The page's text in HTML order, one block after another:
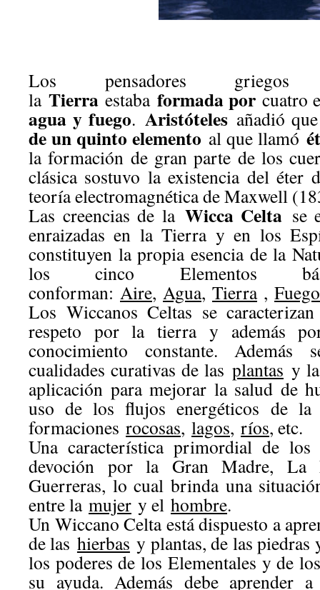
Los pensadores griegos
la Tierraestaba formada porcuatro
agua y fuego. Aristótelesañadió
de un quinto elemento al que llamó
la formación de gran parte de los
clásica sostuvo la existencia del éter
teoría electromagnética de Maxwell
Las creencias de la Wicca Celta se
enraizadas en la Tierra y en los
constituyen la propia esencia de la
los cinco Elementos
conforman: Aire, Agua, Tierra, Fuego
Los Wiccanos Celtas se
respeto por la tierra y además
conocimiento constante.
cualidades curativas de las plantas y
aplicación para mejorar la salud de
uso de los flujos energéticos de
formaciones rocosas, lagos, ríos, etc.
Una característica primordial de los
devoción por la Gran Madre, La
Guerreras, lo cual brinda una
entre la mujer y el hombre.
Un Wiccano Celta está dispuesto a
de las hierbas y plantas, de las
los poderes de los Elementales y de
su ayuda. Además debe aprender